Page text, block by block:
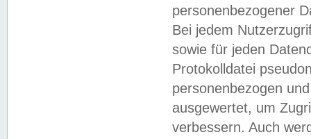
personenbezogener
Bei jedem
sowie für jeden
Protokolldatei
personenbezogen
ausgewertet, um
verbessern. Auch